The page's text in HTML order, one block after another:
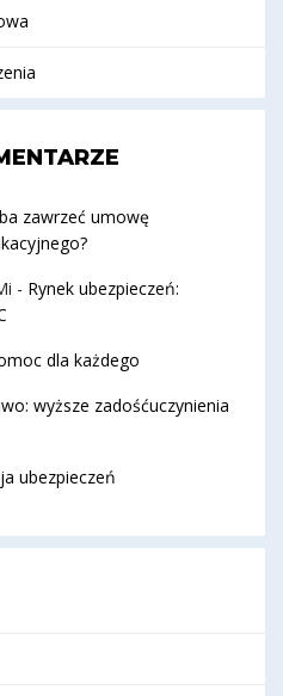
zawrzeć umowę
- Rynek ubezpieczeń:
dla każdego
wyższe zadośćuczynienia
ubezpieczeń